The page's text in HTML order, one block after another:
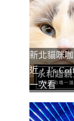
新北貓咪
近，J’s
一次看